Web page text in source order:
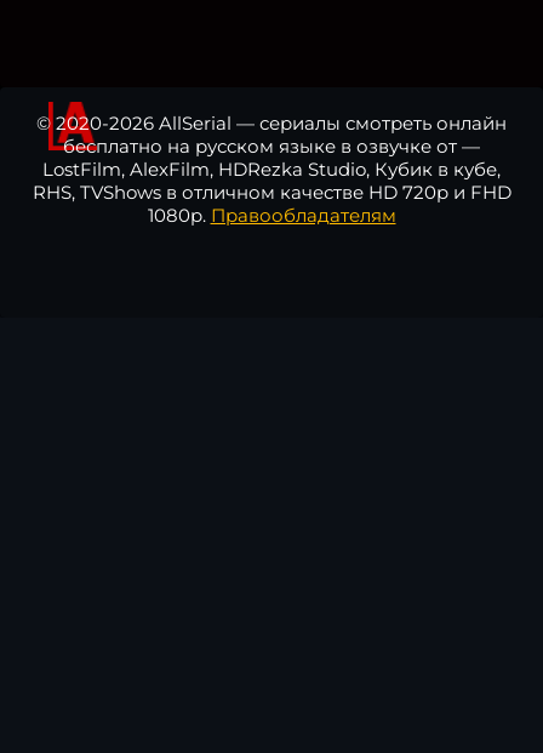
© 2020-2026 AllSerial — сериалы смотреть онлайн
бесплатно на русском языке в озвучке от —
LostFilm, AlexFilm, HDRezka Studio, Кубик в кубе,
RHS, TVShows в отличном качестве HD 720p и FHD
1080p. Правообладателям